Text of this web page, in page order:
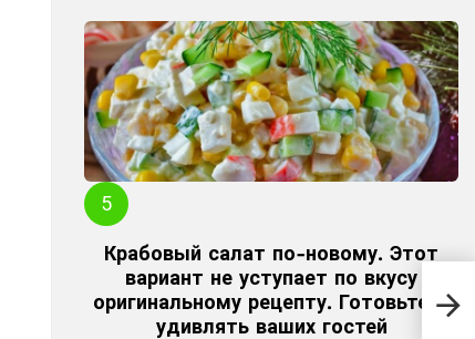
Крабовый салат по-новому. Этот
вариант не уступает по вкусу
оригинальному рецепту. Готовьтесь
удивлять ваших гостей